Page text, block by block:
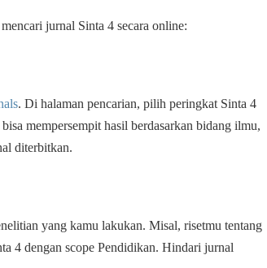
jurnal Sinta 4 secara online:
. Di halaman pencarian, pilih peringkat Sinta 4
mempersempit hasil berdasarkan bidang ilmu,
diterbitkan.
yang kamu lakukan. Misal, risetmu tentang
4 dengan scope Pendidikan. Hindari jurnal